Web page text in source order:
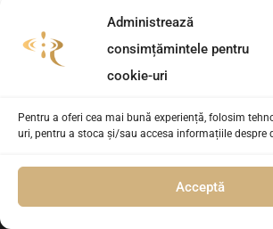
Administrează
consimțămintele pentru
cookie-uri
Pentru a oferi cea mai bună experiență, folosim
uri, pentru a stoca și/sau accesa informațiile despre
Acceptă
Înscrie-te
Înscrie-te